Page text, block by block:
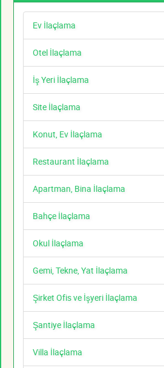
Ev İlaçlama
Otel İlaçlama
İş Yeri İlaçlama
Site İlaçlama
Konut, Ev İlaçlama
Restaurant İlaçlama
Apartman, Bina İlaçlama
Bahçe İlaçlama
Okul İlaçlama
Gemi, Tekne, Yat İlaçlama
Şirket Ofis ve İşyeri İlaçlama
Şantiye İlaçlama
Villa İlaçlama